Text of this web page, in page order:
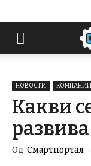
НОВОСТИ
Какви
Од Смартпортал -